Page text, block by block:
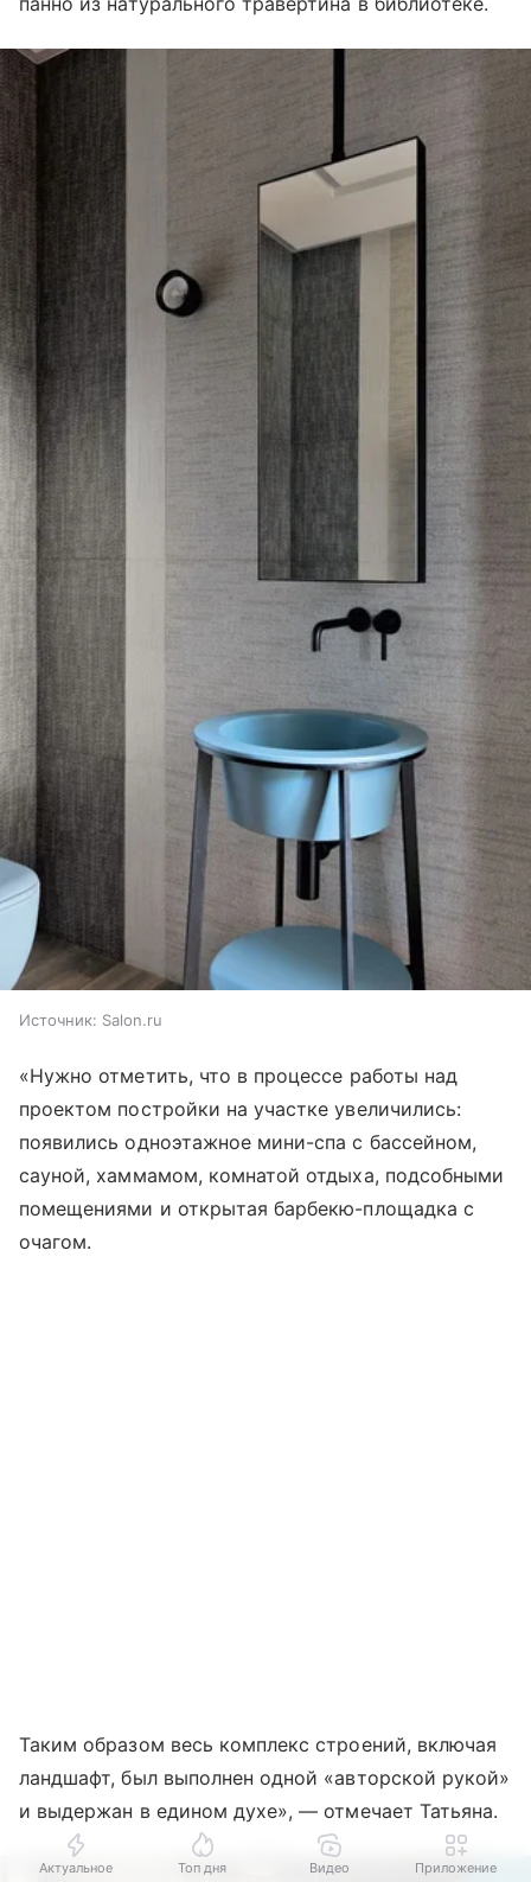
Источник: Salon.ru
«Нужно отметить, что в процессе ра­боты над
проектом постройки на участке увеличились:
появились одноэтажное мини-спа с бассейном,
сауной, хаммамом, комнатой отдыха, подсобными
помещениями и открытая барбекю-площадка с
очагом.
Таким образом весь комплекс строений, включая
ландшафт, был выполнен одной «авторской рукой»
и выдержан в едином духе», — отмечает Татьяна.
Актуальное Топ дня Видео Приложение